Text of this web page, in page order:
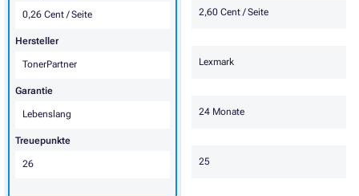
2,60 Cent / Seite
Lexmark
24 Monate
25
0,26 Cent / Seite
Hersteller
TonerPartner
Garantie
Lebenslang
Treuepunkte
26